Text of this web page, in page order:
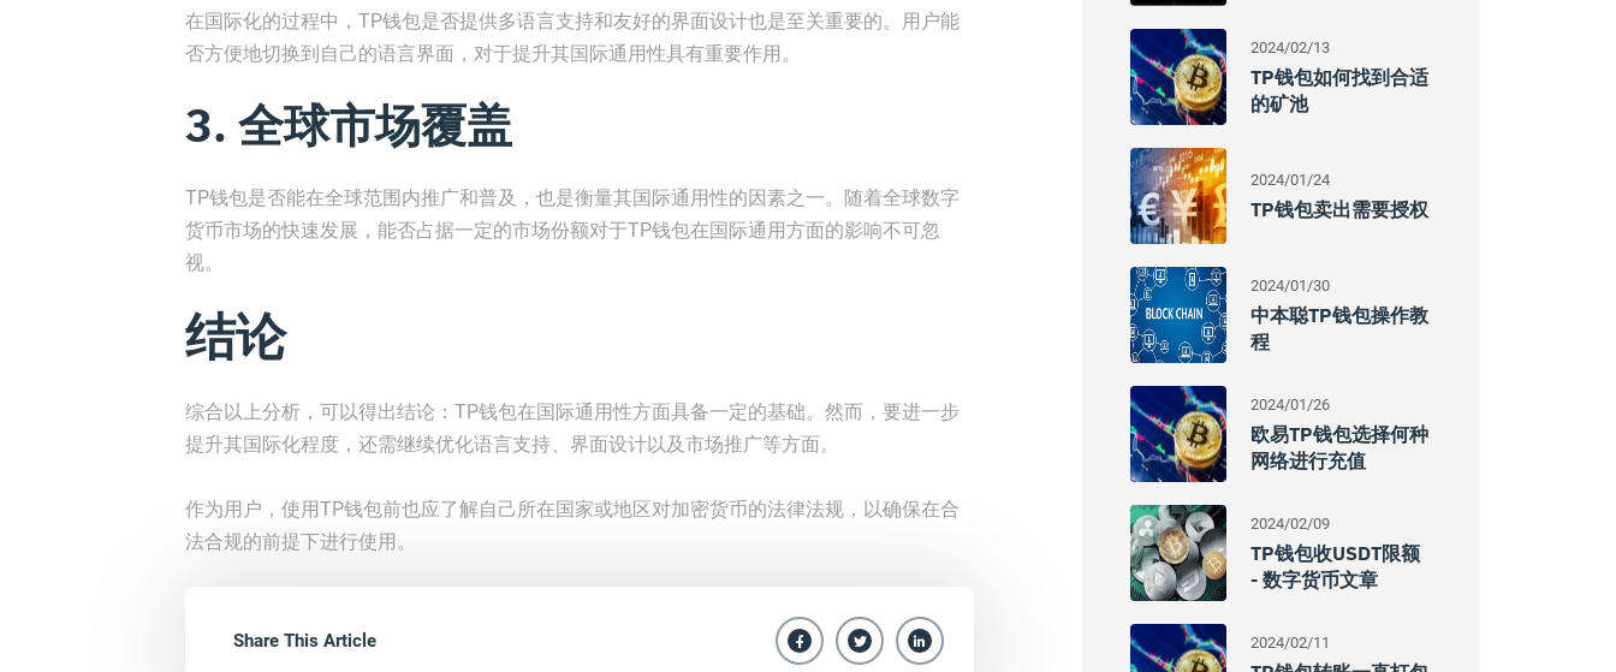
在国际化的过程中，TP钱包是否提供多语言支持和友好的界面设计也是至关重要的。用户能
否方便地切换到自己的语言界面，对于提升其国际通用性具有重要作用。
3. 全球市场覆盖
TP钱包是否能在全球范围内推广和普及，也是衡量其国际通用性的因素之一。随着全球数字
货币市场的快速发展，能否占据一定的市场份额对于TP钱包在国际通用方面的影响不可忽
视。
结论
综合以上分析，可以得出结论：TP钱包在国际通用性方面具备一定的基础。然而，要进一步
提升其国际化程度，还需继续优化语言支持、界面设计以及市场推广等方面。
作为用户，使用TP钱包前也应了解自己所在国家或地区对加密货币的法律法规，以确保在合
法合规的前提下进行使用。
Share This Article
2024/02/13
TP钱包如何找到合适
的矿池
2024/01/24
TP钱包卖出需要授权
2024/01/30
中本聪TP钱包操作教
程
2024/01/26
欧易TP钱包选择何种
网络进行充值
2024/02/09
TP钱包收USDT限额
- 数字货币文章
2024/02/11